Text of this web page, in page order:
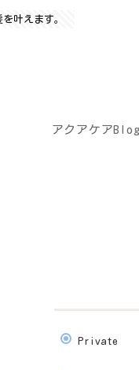
叶えます。
アクアケアBlog
Private